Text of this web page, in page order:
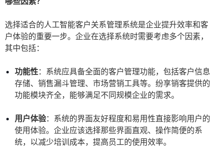
选择适合的人工智能客户关系管理系统是企业提升效率和客
户体验的重要一步。企业在选择系统时需要考虑多个因素，
其中包括：
功能性：系统应具备全面的客户管理功能，包括客户信息
存储、销售漏斗管理、市场营销工具等。纷享销客提供的
功能模块齐全，能够满足不同规模企业的需求。
用户体验：系统的界面友好程度和易用性直接影响用户的
使用体验。企业应该选择那些界面直观、操作简便的系
统，以减少培训成本，提高员工的使用效率。